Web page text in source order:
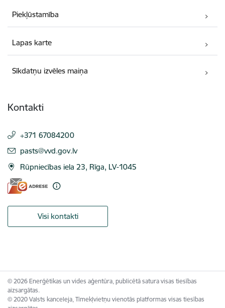
Piekļūstamība
Lapas karte
Sīkdatņu izvēles maiņa
Kontakti
+371 67084200
E-pasts:
pasts@vvd.gov.lv
Rūpniecības iela 23, Rīga, LV-1045
Visi kontakti
© 2026 Enerģētikas un vides aģentūra, publicētā satura visas tiesības
aizsargātas.
© 2020 Valsts kanceleja, Tīmekļvietņu vienotās platformas visas tiesības